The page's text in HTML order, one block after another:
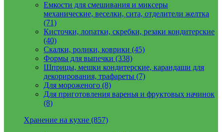
Емкости для смешивания и миксеры
механические, веселки, сита, отделители желтка
(71)
Кисточки, лопатки, скребки, резаки кондитерские
(40)
Скалки, ролики, коврики (45)
Формы для выпечки (338)
Шприцы, мешки кондитерские, карандаши для
декорирования, трафареты (7)
Для мороженого (8)
Для приготовления варенья и фруктовых начинок
(8)
Хранение на кухне (857)